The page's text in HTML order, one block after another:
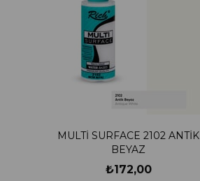
MULTİ SURFACE 2102 ANTİK
BEYAZ
₺172,00